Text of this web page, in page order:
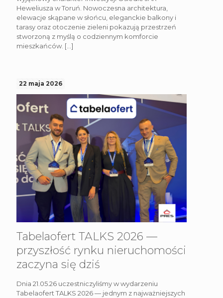
Heweliusza w Toruń. Nowoczesna architektura,
elewacje skąpane w słońcu, eleganckie balkony i
tarasy oraz otoczenie zieleni pokazują przestrzeń
stworzoną z myślą o codziennym komforcie
mieszkańców. […]
22 maja 2026
Tabelaofert TALKS 2026 —
przyszłość rynku nieruchomości
zaczyna się dziś
Dnia 21.05.26 uczestniczyliśmy w wydarzeniu
Tabelaofert TALKS 2026 — jednym z najważniejszych